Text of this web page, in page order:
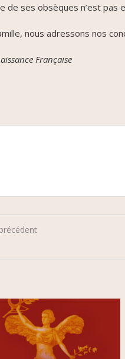
de ses obsèques n’est pas
nous adressons nos
Française